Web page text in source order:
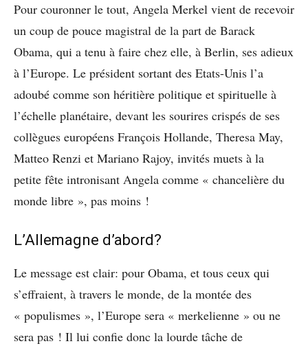
Pour couronner le tout, Angela Merkel vient de recevoir
un coup de pouce magistral de la part de Barack
Obama, qui a tenu à faire chez elle, à Berlin, ses adieux
à l’Europe. Le président sortant des Etats-Unis l’a
adoubé comme son héritière politique et spirituelle à
l’échelle planétaire, devant les sourires crispés de ses
collègues européens François Hollande, Theresa May,
Matteo Renzi et Mariano Rajoy, invités muets à la
petite fête intronisant Angela comme « chancelière du
monde libre », pas moins !
L’Allemagne d’abord?
Le message est clair: pour Obama, et tous ceux qui
s’effraient, à travers le monde, de la montée des
« populismes », l’Europe sera « merkelienne » ou ne
sera pas ! Il lui confie donc la lourde tâche de